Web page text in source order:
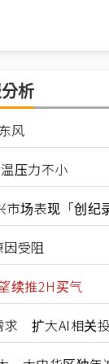
析
风
压力不小
场表现「创纪
受阻
续推2H买气
求 扩大AI相关